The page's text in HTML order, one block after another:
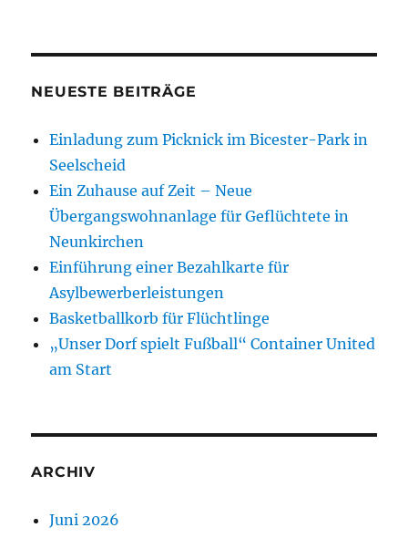
NEUESTE BEITRÄGE
Einladung zum Picknick im Bicester-Park in
Seelscheid
Ein Zuhause auf Zeit – Neue
Übergangswohnanlage für Geflüchtete in
Neunkirchen
Einführung einer Bezahlkarte für
Asylbewerberleistungen
Basketballkorb für Flüchtlinge
„Unser Dorf spielt Fußball“ Container United
am Start
ARCHIV
Juni 2026